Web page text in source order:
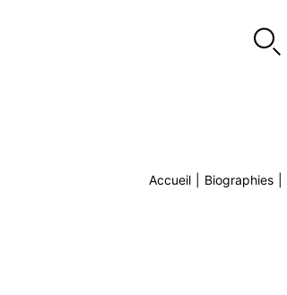
Accueil Biographies